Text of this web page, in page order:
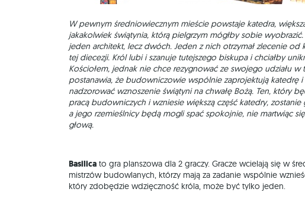
W pewnym średniowiecznym mieście powstaje katedra,
jakakolwiek świątynia, którą pielgrzym mógłby sobie
jeden architekt, lecz dwóch. Jeden z nich otrzymał zlecenie
tej diecezji. Król lubi i szanuje tutejszego biskupa i chciałby
Kościołem, jednak nie chce rezygnować ze swojego udziału w
postanawia, że budowniczowie wspólnie zaprojektują katedrę i
nadzorować wznoszenie świątyni na chwałę Bożą. Ten, który
pracą budowniczych i wzniesie większą część katedry,
a jego rzemieślnicy będą mogli spać spokojnie, nie martwiąc
głową.
Basilica to gra planszowa dla 2 graczy. Gracze wcielają się w
mistrzów budowlanych, którzy mają za zadanie wspólnie
który zdobędzie wdzięczność króla, może być tylko jeden.